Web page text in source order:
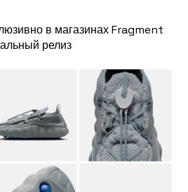
в магазинах Fragment
релиз